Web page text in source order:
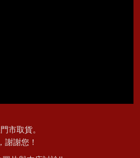
市取貨。
謝您！